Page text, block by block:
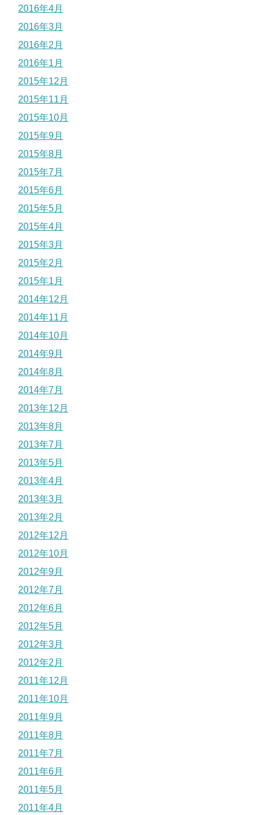
2016年4月
2016年3月
2016年2月
2016年1月
2015年12月
2015年11月
2015年10月
2015年9月
2015年8月
2015年7月
2015年6月
2015年5月
2015年4月
2015年3月
2015年2月
2015年1月
2014年12月
2014年11月
2014年10月
2014年9月
2014年8月
2014年7月
2013年12月
2013年8月
2013年7月
2013年5月
2013年4月
2013年3月
2013年2月
2012年12月
2012年10月
2012年9月
2012年7月
2012年6月
2012年5月
2012年3月
2012年2月
2011年12月
2011年10月
2011年9月
2011年8月
2011年7月
2011年6月
2011年5月
2011年4月